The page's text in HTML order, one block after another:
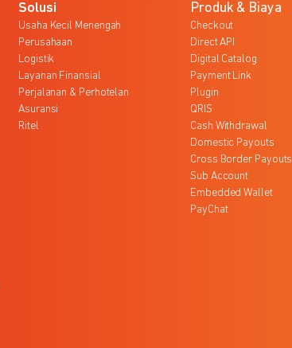
Solusi
Usaha Kecil Menengah
Perusahaan
Logistik
Layanan Finansial
Perjalanan & Perhotelan
Asuransi
Ritel
Produk & Biaya
Checkout
Direct API
Digital Catalog
Payment Link
Plugin
QRIS
Cash Withdrawal
Domestic Payouts
Cross Border Payouts
Sub Account
Embedded Wallet
PayChat